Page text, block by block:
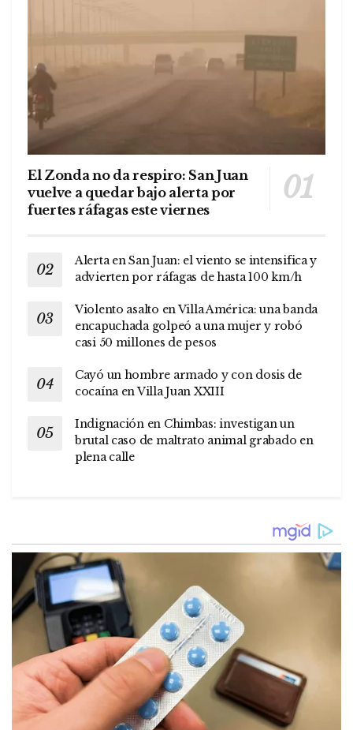
El Zonda no da respiro: San Juan
vuelve a quedar bajo alerta por
fuertes ráfagas este viernes
Alerta en San Juan: el viento se intensifica y
advierten por ráfagas de hasta 100 km/h
Violento asalto en Villa América: una banda
encapuchada golpeó a una mujer y robó
casi 50 millones de pesos
Cayó un hombre armado y con dosis de
cocaína en Villa Juan XXIII
Indignación en Chimbas: investigan un
brutal caso de maltrato animal grabado en
plena calle